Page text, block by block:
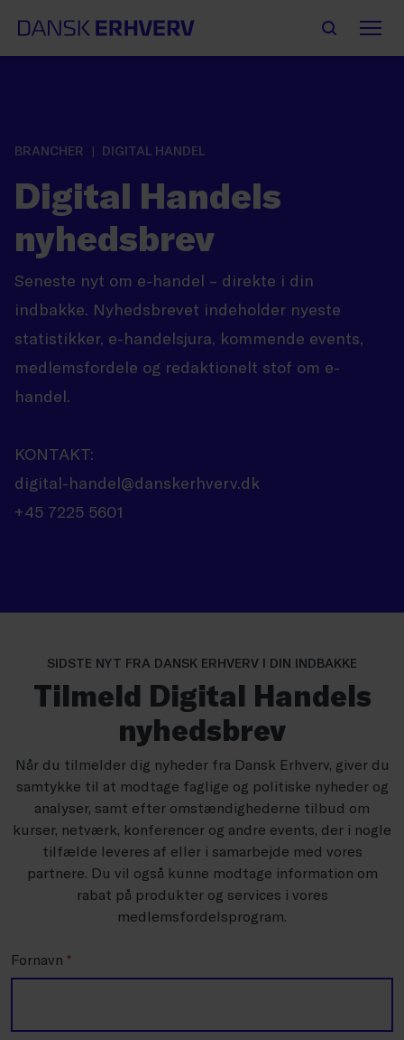
BRANCHER DIGITAL HANDEL
Digital Handels
nyhedsbrev
Seneste nyt om e-handel – direkte i din
indbakke. Nyhedsbrevet indeholder nyeste
statistikker, e-handelsjura, kommende events,
medlemsfordele og redaktionelt stof om e-
handel.
KONTAKT:
digital-handel@danskerhverv.dk
+45 7225 5601
SIDSTE NYT FRA DANSK ERHVERV I DIN INDBAKKE
Tilmeld Digital Handels
nyhedsbrev
Når du tilmelder dig nyheder fra Dansk Erhverv, giver du
samtykke til at modtage faglige og politiske nyheder og
analyser, samt efter omstændighederne tilbud om
kurser, netværk, konferencer og andre events, der i nogle
tilfælde leveres af eller i samarbejde med vores
partnere. Du vil også kunne modtage information om
rabat på produkter og services i vores
medlemsfordelsprogram.
Fornavn *